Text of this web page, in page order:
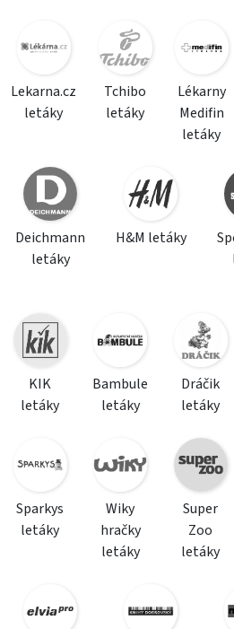
Lekarna.cz
letáky
Tchibo
letáky
Lékarny
Medifin
letáky
Deichmann
letáky
H&M letáky
KIK
letáky
Bambule
letáky
Dráčik
letáky
Sparkys
letáky
Wiky
hračky
letáky
Super
Zoo
letáky